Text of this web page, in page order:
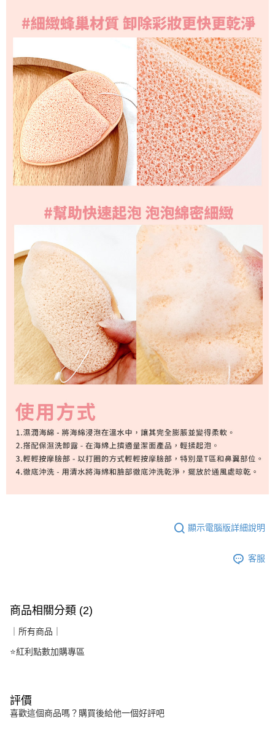
顯示電腦版詳細說明
客服
商品相關分類 (2)
｜所有商品｜
⭐紅利點數加購專區
評價
喜歡這個商品嗎？購買後給他一個好評吧